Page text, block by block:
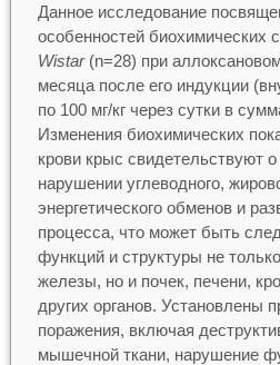
Данное исследование
особенностей биохимических
Wistar(n=28) при
месяца после его индукции
по 100 мг/кг через сутки в
Изменения биохимических
крови крыс свидетельствуют
нарушении углеводного,
энергетического обменов и
процесса, что может быть
функций и структуры не
железы, но и почек, печени,
других органов. Установлены
поражения, включая
мышечной ткани, нарушение